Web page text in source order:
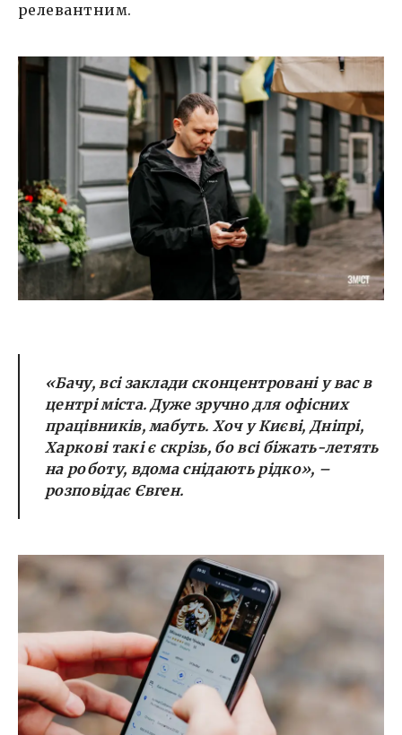
релевантним.
«Бачу, всі заклади сконцентровані у вас в
центрі міста. Дуже зручно для офісних
працівників, мабуть. Хоч у Києві, Дніпрі,
Харкові такі є скрізь, бо всі біжать-летять
на роботу, вдома снідають рідко», –
розповідає Євген.